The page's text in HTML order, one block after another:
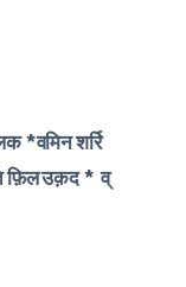
*वमिन शर्रि
फ़िल उक़द * व्